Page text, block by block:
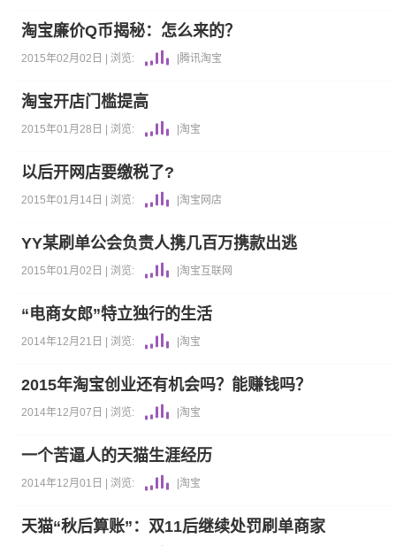
淘宝廉价Q币揭秘：怎么来的？
2015年02月02日 | 浏览: |腾讯淘宝
淘宝开店门槛提高
2015年01月28日 | 浏览: |淘宝
以后开网店要缴税了?
2015年01月14日 | 浏览: |淘宝 网店
YY某刷单公会负责人携几百万携款出逃
2015年01月02日 | 浏览: |淘宝 互联网
“电商女郎”特立独行的生活
2014年12月21日 | 浏览: |淘宝
2015年淘宝创业还有机会吗？能赚钱吗？
2014年12月07日 | 浏览: |淘宝
一个苦逼人的天猫生涯经历
2014年12月01日 | 浏览: |淘宝
天猫“秋后算账”：双11后继续处罚刷单商家